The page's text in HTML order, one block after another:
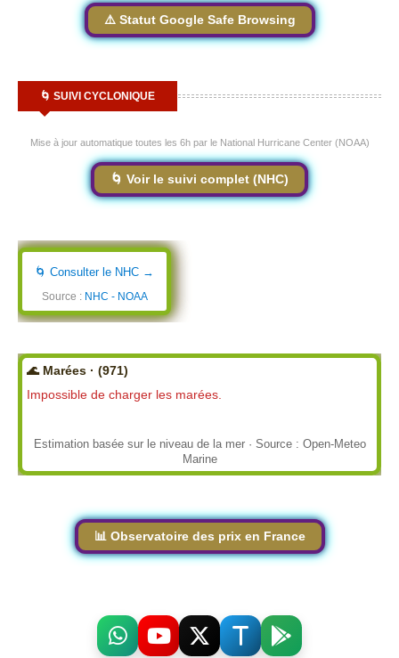
⚠️ Statut Google Safe Browsing
🌀 SUIVI CYCLONIQUE
Mise à jour automatique toutes les 6h par le National Hurricane Center (NOAA)
🌀 Voir le suivi complet (NHC)
🌀 Consulter le NHC →
Source : NHC - NOAA
🌊 Marées · (971)
Impossible de charger les marées.
Estimation basée sur le niveau de la mer · Source : Open-Meteo
Marine
📊 Observatoire des prix en France